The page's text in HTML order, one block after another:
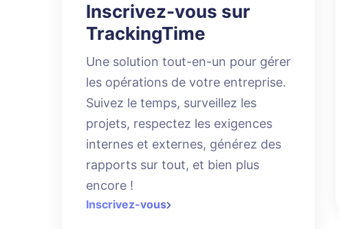
Inscrivez-vous sur
TrackingTime
Une solution tout-en-un pour gérer
les opérations de votre entreprise.
Suivez le temps, surveillez les
projets, respectez les exigences
internes et externes, générez des
rapports sur tout, et bien plus
encore !
Inscrivez-vous